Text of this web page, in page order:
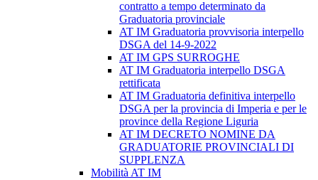
contratto a tempo determinato da
Graduatoria provinciale
AT IM Graduatoria provvisoria interpello
DSGA del 14-9-2022
AT IM GPS SURROGHE
AT IM Graduatoria interpello DSGA
rettificata
AT IM Graduatoria definitiva interpello
DSGA per la provincia di Imperia e per le
province della Regione Liguria
AT IM DECRETO NOMINE DA
GRADUATORIE PROVINCIALI DI
SUPPLENZA
Mobilità AT IM